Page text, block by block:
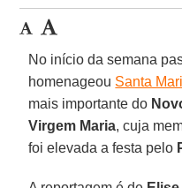
No início da semana
homenageou Santa
mais importante do
Virgem Maria, cuja
foi elevada a festa pelo